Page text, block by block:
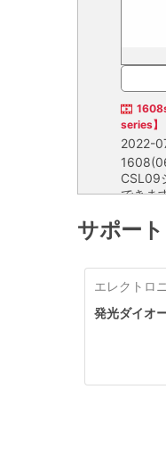
series】
2022-
CSL09
できま
リーズ
汎用
サポー
エレクトロ
発光ダイオ